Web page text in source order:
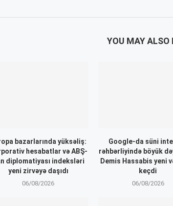
YOU MAY ALSO
bazarlarında yüksəliş:
hesabatlar və ABŞ-
diplomatiyası indeksləri
yeni zirvəyə daşıdı
06/08/2026
Google-da süni
rəhbərliyində böyük
Demis Hassabis yeni
keçdi
06/08/2026